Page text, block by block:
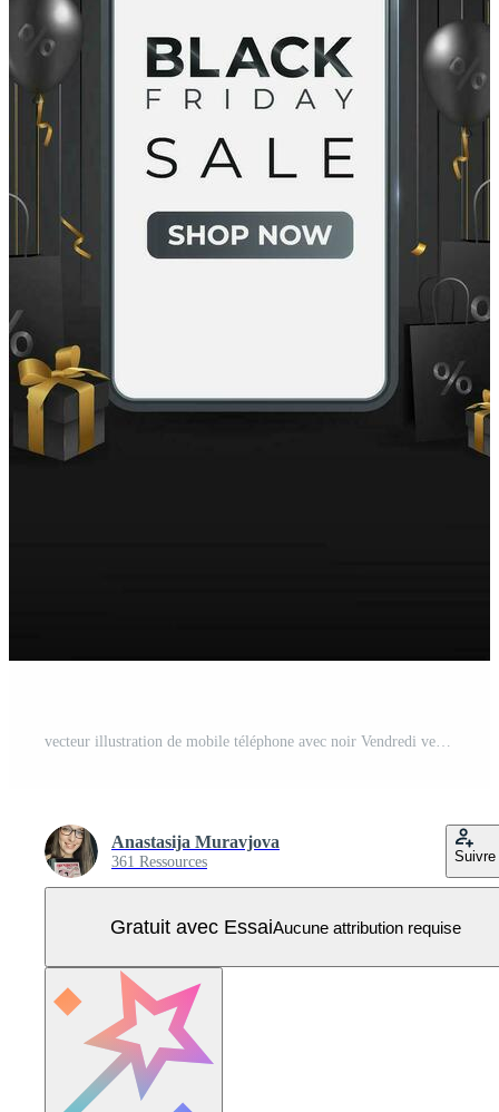
vecteur illustration de mobile téléphone avec noir Vendredi vente texte. 3d réaliste téléphone intelligent illustration avec décoration de achats Sacs, des ballons, cadeaux et confettis dans noir et or couleurs. Vecteur Pro
Anastasija Muravjova
361 Ressources Suivre
Gratuit avec EssaiAucune attribution requise